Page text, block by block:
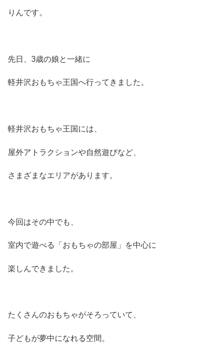
りんです。
先日、3歳の娘と一緒に
軽井沢おもちゃ王国へ行ってきました。
軽井沢おもちゃ王国には、
屋外アトラクションや自然遊びなど、
さまざまなエリアがあります。
今回はその中でも、
室内で遊べる「おもちゃの部屋」を中心に
楽しんできました。
たくさんのおもちゃがそろっていて、
子どもが夢中になれる空間。